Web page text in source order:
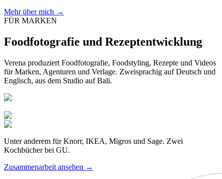
Mehr über mich →
FÜR MARKEN
Foodfotografie und Rezeptentwicklung
Verena produziert Foodfotografie, Foodstyling, Rezepte und Videos
für Marken, Agenturen und Verlage. Zweisprachig auf Deutsch und
Englisch, aus dem Studio auf Bali.
Unter anderem für Knorr, IKEA, Migros und Sage. Zwei
Kochbücher bei GU.
Zusammenarbeit ansehen →